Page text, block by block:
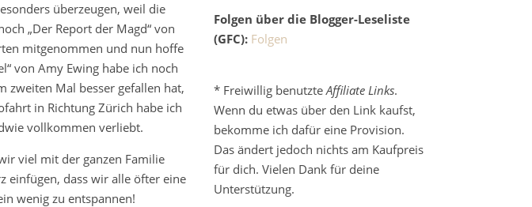
überzeugen, weil die
„Der Report der Magd“ von
mitgenommen und nun hoffe
von Amy Ewing habe ich noch
zweiten Mal besser gefallen hat,
in Richtung Zürich habe ich
vollkommen verliebt.
viel mit der ganzen Familie
einfügen, dass wir alle öfter eine
wenig zu entspannen!
Folgen über die Blogger-Leseliste
(GFC): Folgen
* Freiwillig benutzteAffiliate Links.
Wenn du etwas über den Link kaufst,
bekomme ich dafür eine Provision.
Das ändert jedoch nichts am Kaufpreis
für dich. Vielen Dank für deine
Unterstützung.